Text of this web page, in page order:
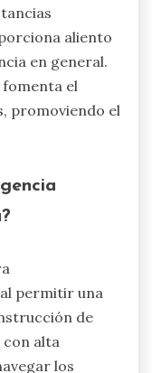
aliento
en general.
el
promoviendo el
permitir una
de
alta
los